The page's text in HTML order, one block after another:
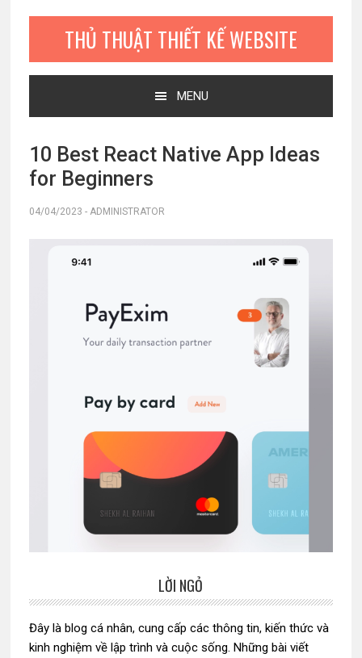
THỦ THUẬT THIẾT KẾ WEBSITE
MENU
10 Best React Native App Ideas
for Beginners
04/04/2023 - ADMINISTRATOR
chính
LỜI NGỎ
Đây là blog cá nhân, cung cấp các thông tin, kiến thức và
kinh nghiệm về lập trình và cuộc sống. Những bài viết